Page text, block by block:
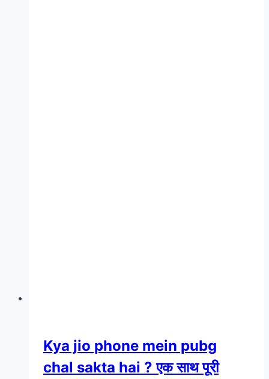
Kya jio phone mein pubg
chal sakta hai ? एक साथ पूरी